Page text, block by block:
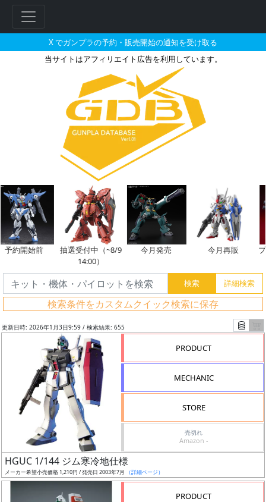
X でガンプラの予約・販売開始の通知を受け取る
当サイトはアフィリエイト広告を利用しています。
HGUC 1/144 ジム寒冷地仕様と
開始前
抽選受付中（~8/9
14:00）
今月発売 今月再販 プレ
検索条件をカスタムクイック検索に保存
フ
リ
更新日時: 2026年1月3日9:59 / 検索結果: 655
PRODUCT
MECHANIC
STORE
売切れ
Amazon -
HGUC 1/144 ジム寒冷地仕様
メーカー希望小売価格 1,210円 / 発売日 2003年7月 （詳細ページ）
PRODUCT